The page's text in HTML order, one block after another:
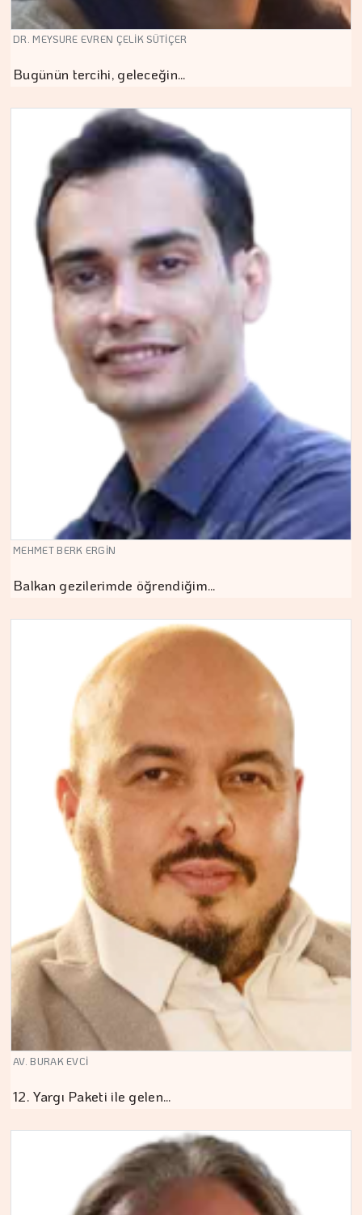
DR. MEYSURE EVREN ÇELİK SÜTİÇER
Bugünün tercihi, geleceğin…
MEHMET BERK ERGİN
Balkan gezilerimde öğrendiğim…
AV. BURAK EVCİ
12. Yargı Paketi ile gelen…